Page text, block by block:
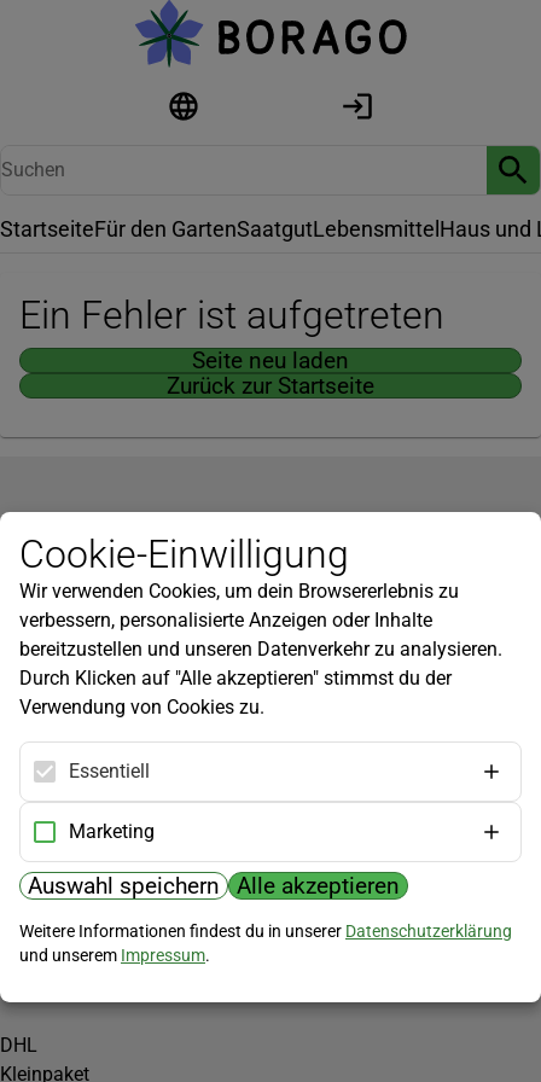
StartseiteFür den GartenSaatgutLebensmittel Haus und
Ein Fehler ist aufgetreten
Seite neu laden
Zurück zur Startseite
Newsletter
Infos zu neuen Produkten, Gartentipps und mehr findest du in
unserem Newsletter!
Jetzt anmelden
Hilfe
Kundenservice
Widerrufsbelehrung
Versandkosten
Zahlungsmöglichkeiten
PayPal
Vorkasse
Versand
DHL
Kleinpaket
Cookie-Einwilligung
Wir verwenden Cookies, um dein Browsererlebnis zu
verbessern, personalisierte Anzeigen oder Inhalte
bereitzustellen und unseren Datenverkehr zu analysieren.
Durch Klicken auf "Alle akzeptieren" stimmst du der
Verwendung von Cookies zu.
Essentiell
Marketing
Auswahl speichern Alle akzeptieren
Weitere Informationen findest du in unserer Datenschutzerklärung
und unserem Impressum.